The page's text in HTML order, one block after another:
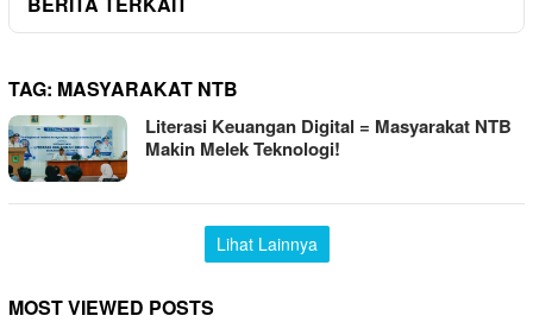
TAG: MASYARAKAT NTB
Literasi Keuangan Digital = Masyarakat NTB
Makin Melek Teknologi!
Lihat Lainnya
MOST VIEWED POSTS